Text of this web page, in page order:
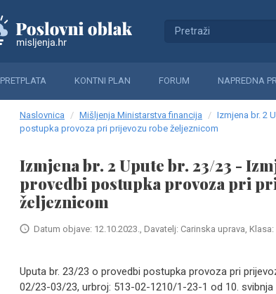
PRETPLATA KONTNI PLAN FORUM NAPREDNA
Naslovnica Mišljenja Ministarstva financija
Izmjena br. 2
postupka provoza pri prijevozu robe željeznicom
Izmjena br. 2 Upute br. 23/23 -
provedbi postupka provoza pri
željeznicom
Datum objave: 12.10.2023., Davatelj: Carinska uprava,
Uputa br. 23/23 o provedbi postupka provoza pri
02/23-03/23, urbroj: 513-02-1210/1-23-1 od 10.